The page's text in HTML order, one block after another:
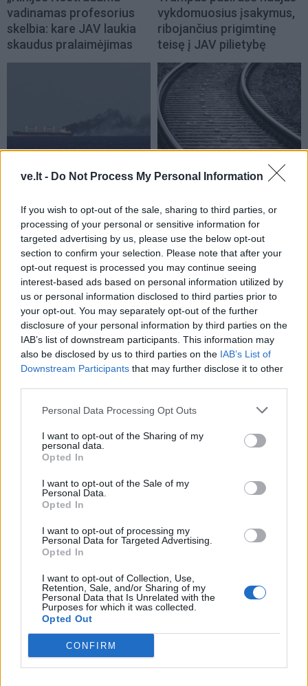
ve.lt - Do Not Process My Personal Information
If you wish to opt-out of the sale, sharing to third parties, or
processing of your personal or sensitive information for
targeted advertising by us, please use the below opt-out
section to confirm your selection. Please note that after your
opt-out request is processed you may continue seeing
interest-based ads based on personal information utilized by
us or personal information disclosed to third parties prior to
your opt-out. You may separately opt-out of the further
disclosure of your personal information by third parties on the
IAB’s list of downstream participants. This information may
also be disclosed by us to third parties on the IAB’s List of
Downstream Participants that may further disclose it to other
Personal Data Processing Opt Outs
I want to opt-out of the Sharing of my
personal data.
Opted In
I want to opt-out of the Sale of my
Personal Data.
Opted In
I want to opt-out of processing my
Personal Data for Targeted Advertising.
Opted In
I want to opt-out of Collection, Use,
Retention, Sale, and/or Sharing of my
Personal Data that Is Unrelated with the
Purposes for which it was collected.
Opted Out
CONFIRM
vadinamas profesorius
skelbia: kare JAV laukia
skaudus pralaimėjimas
vykdomuosius įsakymus,
ribojančius prigimtinę
teisę į JAV pilietybę
Rusai Juodojoje jūroje
krovininį laivą
Dingus elektrai ryšių
dalyje sutriko geležinkelių
eismas
Pasaulis
Ukrainos pareigūnas:
Pasaulis
Naujas krateris Mėnulyje:
Netoli Omano krantų
bręsta ekologinė
liejasi nafta
Po visą naktį trukusių
loterijos bilietas